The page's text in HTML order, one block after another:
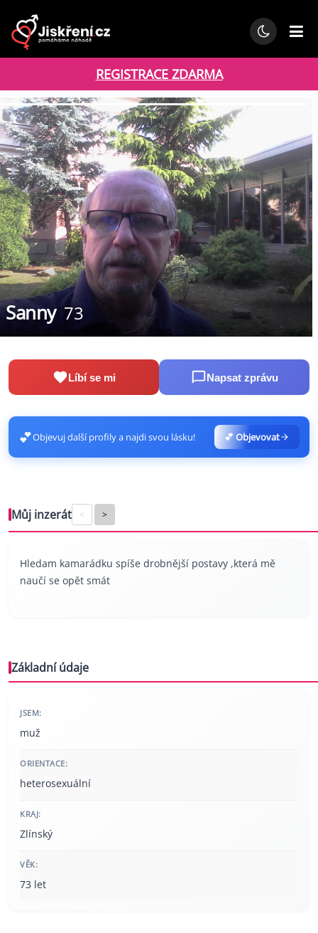
REGISTRACE ZDARMA
Sanny 73
Líbí se mi Napsat zprávu
💕Objevuj další profily a najdi svou lásku! 💕 Objevovat
Můj inzerát < >
Hledam kamarádku spíše drobnější postavy ,která mě
naučí se opět smát
Základní údaje
JSEM:
muž
ORIENTACE:
heterosexuální
KRAJ:
Zlínský
VĚK:
73 let